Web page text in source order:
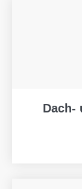
Dach-